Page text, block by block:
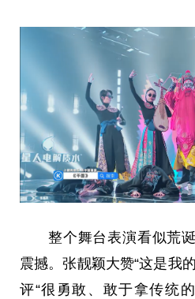
整个舞台表演看似荒
震撼。张靓颖大赞“这是我
评“很勇敢、敢于拿传统